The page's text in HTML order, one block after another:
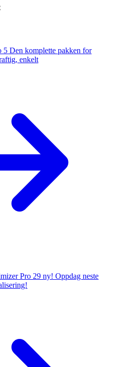
5 Den komplette pakken for
enkelt
Pro 29 ny! Oppdag neste